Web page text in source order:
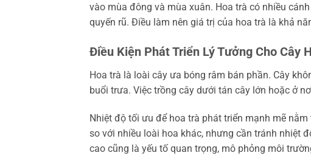
vào mùa đông và mùa xuân. Hoa trà có nhiều
quyến rũ. Điều làm nên giá trị của hoa trà là khả
Điều Kiện Phát Triển Lý Tưởng Cho Cây
Hoa trà là loài cây ưa bóng râm bán phần. Cây
buổi trưa. Việc trồng cây dưới tán cây lớn hoặc ở
Nhiệt độ tối ưu để hoa trà phát triển mạnh mẽ
so với nhiều loài hoa khác, nhưng cần tránh nhiệt
cao cũng là yếu tố quan trọng, mô phỏng môi